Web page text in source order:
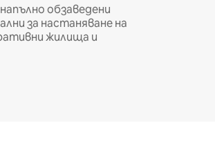
обзаведени
за настаняване на
жилища и